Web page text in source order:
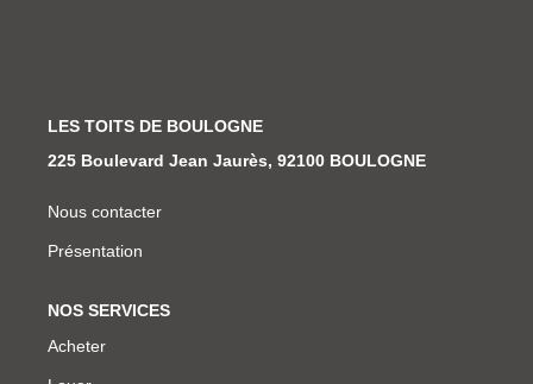
NOTRE AGENCE
LES TOITS DE BOULOGNE
225 Boulevard Jean Jaurès, 92100 BOULOGNE
Nous contacter
Présentation
NOS SERVICES
Acheter